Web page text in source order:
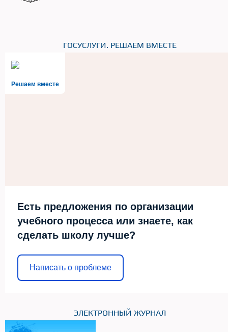
ГОСУСЛУГИ. РЕШАЕМ ВМЕСТЕ
Решаем вместе
Есть предложения по организации
учебного процесса или знаете, как
сделать школу лучше?
Написать о проблеме
ЭЛЕКТРОННЫЙ ЖУРНАЛ